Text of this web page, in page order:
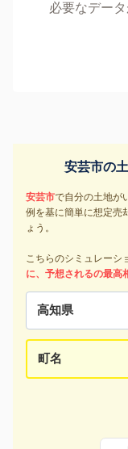
必要なデータ
安芸市の
安芸市で自分の土地が
例を基に簡単に想定売
ょう。
こちらのシミュレーシ
に、予想されるの最高